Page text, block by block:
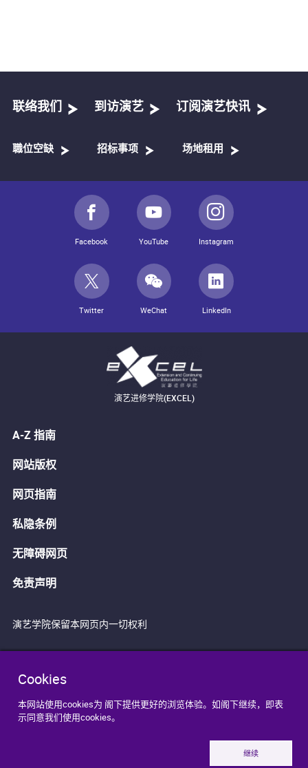
Cookies
本网站使用cookies为 阁下提供更好的浏览体验。如阁下继续，即表
示同意我们使用cookies。
继续
联络我们 到访演艺 订阅演艺快讯
職位空缺 招标事项 场地租用
Facebook YouTube Instagram
Twitter WeChat LinkedIn
演艺进修学院(EXCEL)
A-Z 指南
网站版权
网页指南
私隐条例
无障碍网页
免责声明
演艺学院保留本网页内一切权利